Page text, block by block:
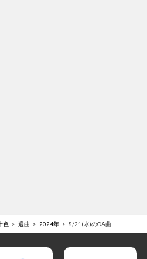
色 選曲 2024年 8/21(水)のOA曲